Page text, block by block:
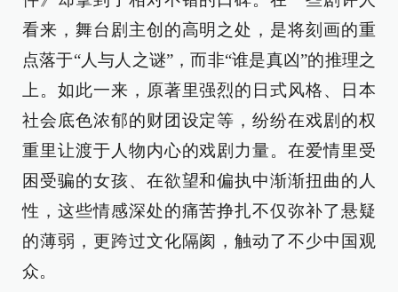
看来，舞台剧主创的高明之处，是将刻画的重
点落于“人与人之谜”，而非“谁是真凶”的推理之
上。如此一来，原著里强烈的日式风格、日本
社会底色浓郁的财团设定等，纷纷在戏剧的权
重里让渡于人物内心的戏剧力量。在爱情里受
困受骗的女孩、在欲望和偏执中渐渐扭曲的人
性，这些情感深处的痛苦挣扎不仅弥补了悬疑
的薄弱，更跨过文化隔阂，触动了不少中国观
众。